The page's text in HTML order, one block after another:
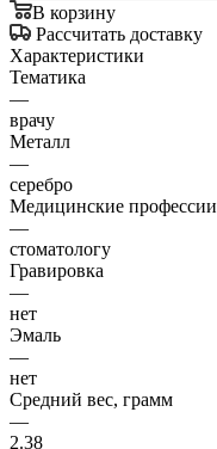
В корзину
Рассчитать доставку
Характеристики
Тематика
—
врачу
Металл
—
серебро
Медицинские профессии
—
стоматологу
Гравировка
—
нет
Эмаль
—
нет
Средний вес, грамм
—
2.38